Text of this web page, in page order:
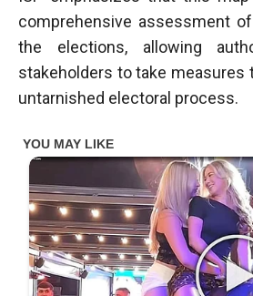
comprehensive assessment
the elections, allowing
stakeholders to take measures
untarnished electoral process.